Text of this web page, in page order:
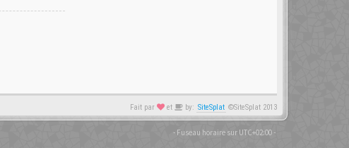
Fait par et by: SiteSplat ©SiteSplat 2013
- Fuseau horaire sur UTC+02:00 -